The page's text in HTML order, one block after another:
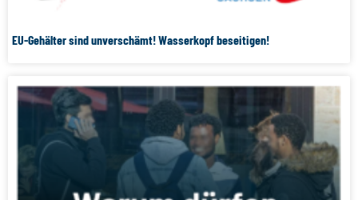
EU-Gehälter sind unverschämt! Wasserkopf beseitigen!